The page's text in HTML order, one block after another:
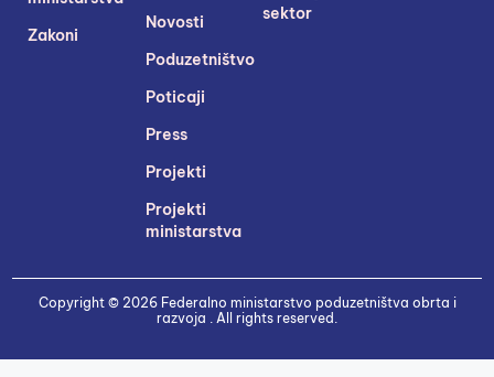
sektor
Novosti
Poduzetništvo
Poticaji
Press
Projekti
Projekti
ministarstva
Zakoni
Copyright © 2026 Federalno ministarstvo poduzetništva obrta i
razvoja . All rights reserved.